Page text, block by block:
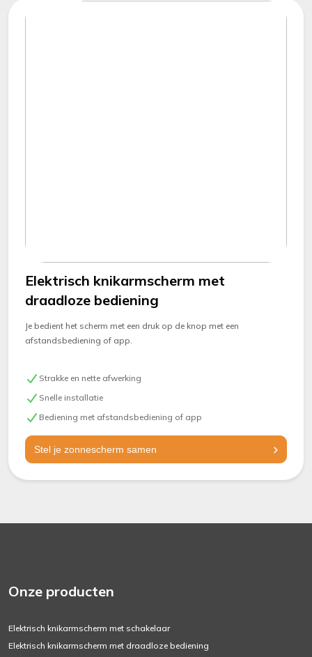
Elektrisch knikarmscherm met
draadloze bediening
Je bedient het scherm met een druk op de knop met een
afstandsbediening of app.
Strakke en nette afwerking
Snelle installatie
Bediening met afstandsbediening of app
Stel je zonnescherm samen
Onze producten
Elektrisch knikarmscherm met schakelaar
Elektrisch knikarmscherm met draadloze bediening